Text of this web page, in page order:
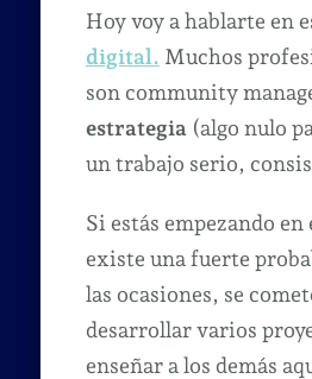
Hoy voy a hablarte en
digital. Muchos
son community
estrategia (algo nulo
un trabajo serio,
Si estás empezando en
existe una fuerte
las ocasiones, se
desarrollar varios
enseñar a los demás